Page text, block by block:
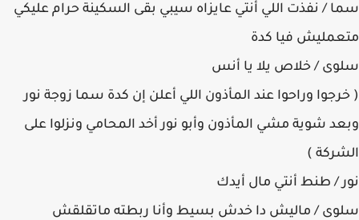
سما / نفذت اللي أنتي عايزاه سيبي بقى السكينة حرام عليكي
متعمليش فيا كدة
سلوى / خلاص يلا يا أنس
( خرجوا وراحوا عند المأذون اللي أعلن إن كدة سما زوجة نور
وبعد شوية مشي المأذون وأبو نور أخد المحامي ونزلوا على
الشركة )
نور / طنط أنتي مال أيدك
سلوى / ماليش دا خدش بسيط وأنا ربطته ماتقلقش